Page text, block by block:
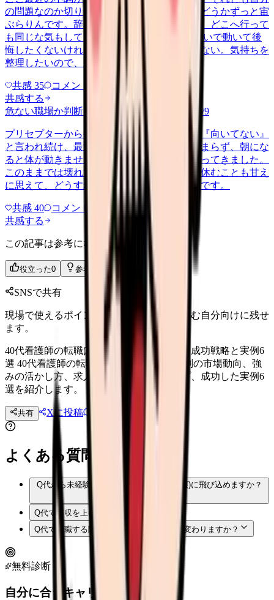
の問題なのか切り分けられず、転職すべきかどうかずっと宙
ぶらりんです。辞めれば楽になる気もするし、どこへ行って
も同じな気もして、決め手がありません。 勢いで動いて後
悔したくないけれど、このまま留まる根拠もない。気持ちを
整理したいので、判断材料の集…
共感 35 コメント
共感する
危ない職場か判断してほしい harassment 2026/6/9
プリセプターから毎日のように『辞めれば』『向いてない』
と言われ続け、最近は職場が近づくと涙が止まらず、朝にな
ると体が動きません。食事も喉を通らなくなってきました。
このままでは壊れてしまう気がします。でも休むことも甘え
に思えて、どうすればいいのか分からないんです。
共感 40 コメント
共感する
この記事は参考になりましたか？
役立った0 参考になった
SNSで共有
現場で使えるポイントを、同僚やあとで読む自分向けに残せ
ます。
40代看護師の転職は難しい？強みを活かす成功戦略と実例6
選 40代看護師の転職は難しいのか。年代別の市場動向、強
みの活かし方、求人が見つかる職場タイプ、成功した実例6
選を紹介します。
共有 Xに投稿 投稿文コピー
よくある質問
Q代から未経験の分野(訪問看護や産業看護)に飛び込めますか？
Q代で年収を上げる転職は可能？
Q代で転職する際、面接で聞かれることが変わりますか？
無料診断
自分に合うキャリアタイプは？